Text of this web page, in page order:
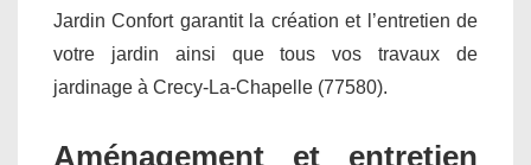
Jardin Confort garantit la création et l’entretien de
votre jardin ainsi que tous vos travaux de
jardinage à Crecy-La-Chapelle (77580).
Aménagement et entretien